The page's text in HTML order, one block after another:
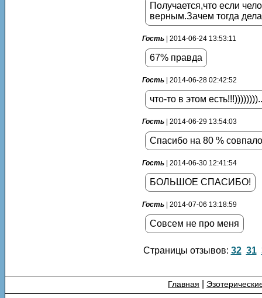
Получается,что если
верным.Зачем тогда
Гость | 2014-06-24 13:53:11
67% правда
Гость | 2014-06-28 02:42:52
что-то в этом
Гость | 2014-06-29 13:54:03
Спасибо на 80 %
Гость | 2014-06-30 12:41:54
БОЛЬШОЕ СПАСИБО!
Гость | 2014-07-06 13:18:59
Совсем не про меня
Страницы отзывов: 32 31
Главная